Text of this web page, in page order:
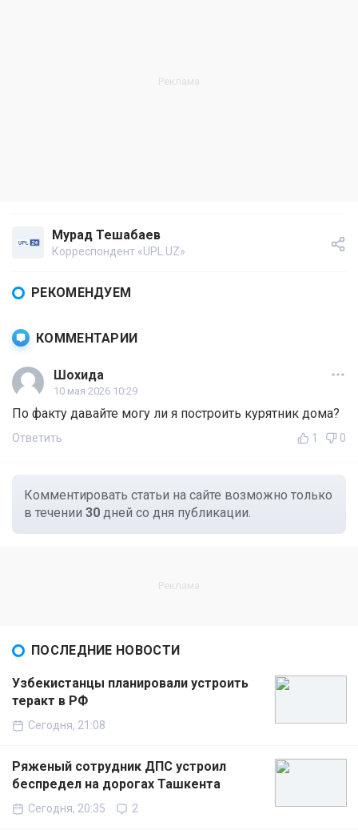
Мурад Тешабаев
Корреспондент «UPL.UZ»
РЕКОМЕНДУЕМ
КОММЕНТАРИИ
Шохида
10 мая 2026 10:29
По факту давайте могу ли я построить курятник дома?
Ответить 1 0
Комментировать статьи на сайте возможно только
в течении 30 дней со дня публикации.
ПОСЛЕДНИЕ НОВОСТИ
Узбекистанцы планировали устроить
теракт в РФ
Сегодня, 21:08
Ряженый сотрудник ДПС устроил
беспредел на дорогах Ташкента
Сегодня, 20:35 2